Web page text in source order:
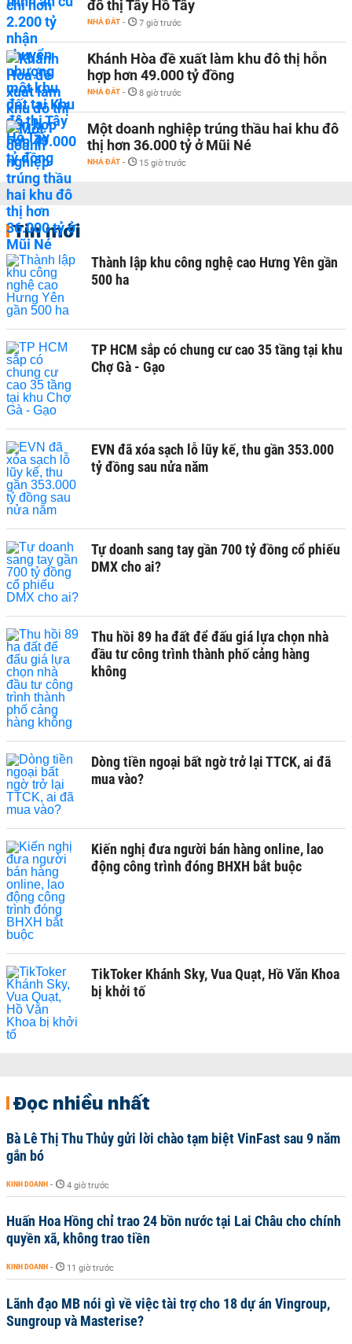
đô thị Tây Hồ Tây
NHÀ ĐẤT - 7 giờ trước
Khánh Hòa đề xuất làm khu đô thị hỗn
hợp hơn 49.000 tỷ đồng
NHÀ ĐẤT - 8 giờ trước
Một doanh nghiệp trúng thầu hai khu đô
thị hơn 36.000 tỷ ở Mũi Né
NHÀ ĐẤT - 15 giờ trước
Tin mới
Thành lập khu công nghệ cao Hưng Yên gần
500 ha
TP HCM sắp có chung cư cao 35 tầng tại khu
Chợ Gà - Gạo
EVN đã xóa sạch lỗ lũy kế, thu gần 353.000
tỷ đồng sau nửa năm
Tự doanh sang tay gần 700 tỷ đồng cổ phiếu
DMX cho ai?
Thu hồi 89 ha đất để đấu giá lựa chọn nhà
đầu tư công trình thành phố cảng hàng
không
Dòng tiền ngoại bất ngờ trở lại TTCK, ai đã
mua vào?
Kiến nghị đưa người bán hàng online, lao
động công trình đóng BHXH bắt buộc
TikToker Khánh Sky, Vua Quạt, Hồ Văn Khoa
bị khởi tố
Đọc nhiều nhất
Bà Lê Thị Thu Thủy gửi lời chào tạm biệt VinFast sau 9 năm
gắn bó
KINH DOANH - 4 giờ trước
Huấn Hoa Hồng chỉ trao 24 bồn nước tại Lai Châu cho chính
quyền xã, không trao tiền
KINH DOANH - 11 giờ trước
Lãnh đạo MB nói gì về việc tài trợ cho 18 dự án Vingroup,
Sungroup và Masterise?